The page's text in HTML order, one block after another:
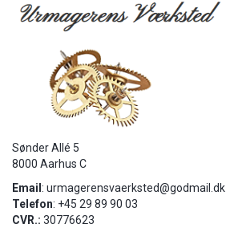
Sønder Allé 5
8000 Aarhus C
Email : urmagerensvaerksted@godmail.dk
Telefon: +45 29 89 90 03
CVR.: 30776623